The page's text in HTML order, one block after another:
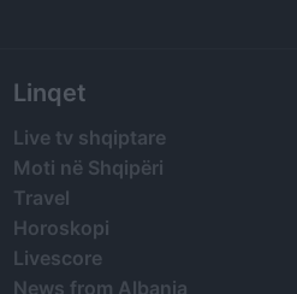
Linqet
Live tv shqiptare
Moti në Shqipëri
Travel
Horoskopi
Livescore
News from Albania